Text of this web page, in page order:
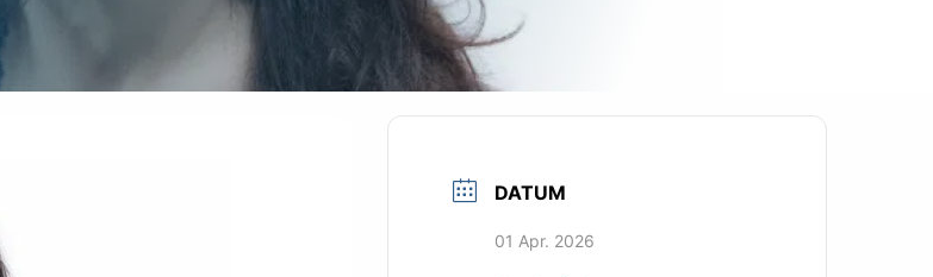
DATUM
01 Apr. 2026